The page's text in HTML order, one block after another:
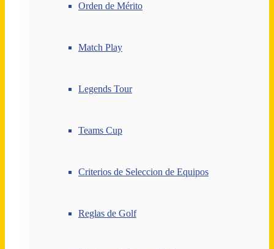
Orden de Mérito
Match Play
Legends Tour
Teams Cup
Criterios de Seleccion de Equipos
Reglas de Golf